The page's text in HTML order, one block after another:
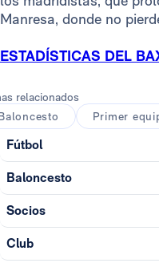
Manresa, donde no
ESTADÍSTICAS DEL
relacionados
Primer
Fútbol
Baloncesto
Socios
Club